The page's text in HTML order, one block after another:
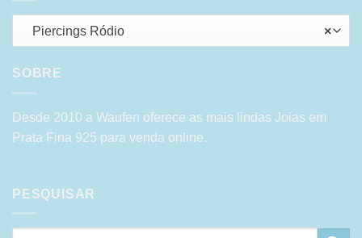
×
Piercings Ródio
SOBRE
Desde 2010 a Waufen oferece as mais lindas Joias em
Prata Fina 925 para venda online.
PESQUISAR